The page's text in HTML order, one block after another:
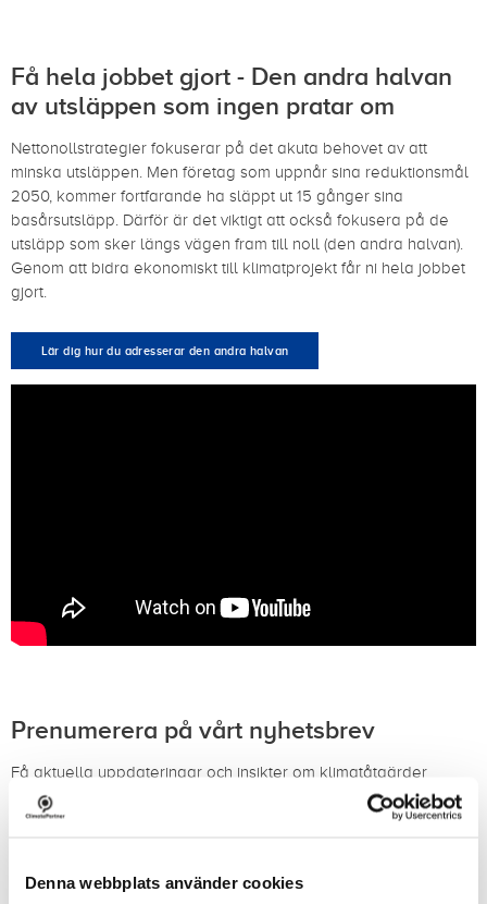
Denna webbplats använder cookies
Få hela jobbet gjort - Den andra halvan
av utsläppen som ingen pratar om
Nettonollstrategier fokuserar på det akuta behovet av att
minska utsläppen. Men företag som uppnår sina reduktionsmål
2050, kommer fortfarande ha släppt ut 15 gånger sina
basårsutsläpp. Därför är det viktigt att också fokusera på de
utsläpp som sker längs vägen fram till noll (den andra halvan).
Genom att bidra ekonomiskt till klimatprojekt får ni hela jobbet
gjort.
Lär dig hur du adresserar den andra halvan
Prenumerera på vårt nyhetsbrev
Få aktuella uppdateringar och insikter om klimatåtgärder
levererade direkt till din inkorg.